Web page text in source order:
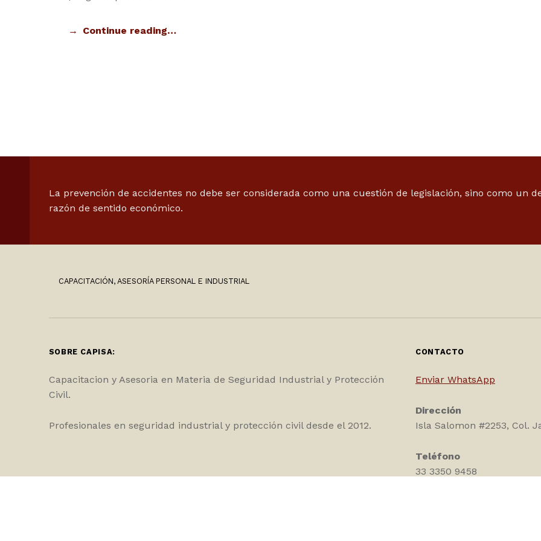
Continue reading…
La prevención de accidentes no debe ser considerada como una cuestión de legislación, sino como un
razón de sentido económico.
CAPACITACIÓN, ASESORÍA PERSONAL E INDUSTRIAL
SOBRE CAPISA:
Capacitacion y Asesoria en Materia de Seguridad Industrial y Protección
Civil.
Profesionales en seguridad industrial y protección civil desde el 2012.
CONTACTO
Enviar WhatsApp
Dirección
Isla Salomon #2253, Col.
Teléfono
33 3350 9458